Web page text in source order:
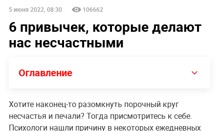
5 июня 2022, 08:30 106662
6 привычек, которые делают
нас несчастными
Оглавление
Хотите наконец-то разомкнуть порочный круг
несчастья и печали? Тогда присмотритесь к себе.
Психологи нашли причину в некоторых ежедневных